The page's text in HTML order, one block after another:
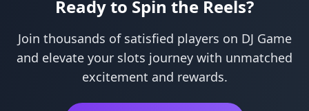
Ready to Spin the Reels?
Join thousands of satisfied players on DJ Game
and elevate your slots journey with unmatched
excitement and rewards.